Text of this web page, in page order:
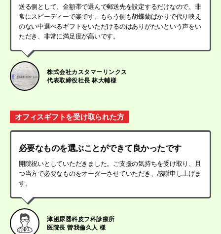
送る側として、金額帯で選んで郵送先を設定するだけなので、非
常にスピーディーで楽です。もらう側も胡蝶蘭ばかりで代り映え
のない中選べるギフトをいただけるのはありがたいという声をい
ただき、非常に満足度が高いです。
株式会社カスタマーリンクス
代表取締役社長 林大輔様
オフィスギフトを受け取られた方
必要なものを選ぶことができて良かったです
開院祝いとしていただきました。ご支援の気持ちを受け取り、且
つ当方で必要なものをオーダーさせていただき、感謝申し上げま
す。
津泌尿器科皮フ科診療所
医院長 曽我倫久人 様